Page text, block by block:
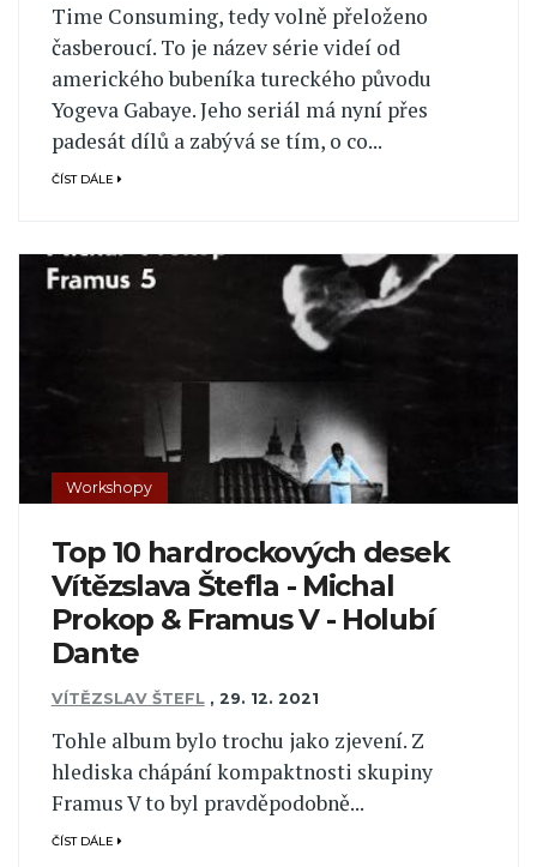
Time Consuming, tedy volně přeloženo
časberoucí. To je název série videí od
amerického bubeníka tureckého původu
Yogeva Gabaye. Jeho seriál má nyní přes
padesát dílů a zabývá se tím, o co...
ČÍST DÁLE
Workshopy
Top 10 hardrockových desek
Vítězslava Štefla - Michal
Prokop & Framus V - Holubí
Dante
VÍTĚZSLAV ŠTEFL , 29. 12. 2021
Tohle album bylo trochu jako zjevení. Z
hlediska chápání kompaktnosti skupiny
Framus V to byl pravděpodobně...
ČÍST DÁLE